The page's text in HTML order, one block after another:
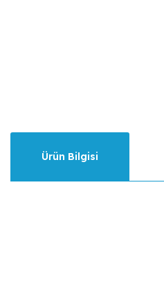
Ürün Bilgisi